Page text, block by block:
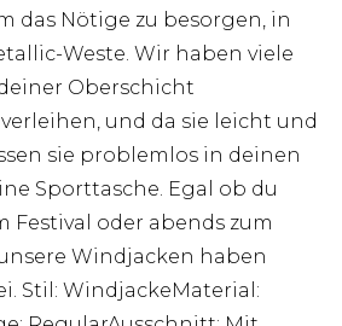
das Nötige zu besorgen, in
Weste. Wir haben viele
Oberschicht
und da sie leicht und
sie problemlos in deinen
Sporttasche. Egal ob du
Festival oder abends zum
Windjacken haben
Stil: WindjackeMaterial: